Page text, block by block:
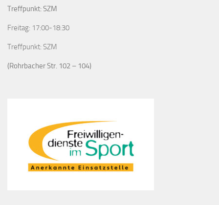
Treffpunkt: SZM
Freitag: 17:00-18:30
Treffpunkt: SZM
(Rohrbacher Str. 102 – 104)